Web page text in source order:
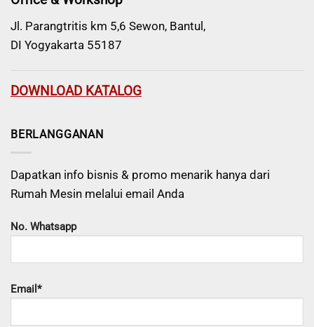
Jl. Parangtritis km 5,6 Sewon, Bantul,
DI Yogyakarta 55187
DOWNLOAD KATALOG
BERLANGGANAN
Dapatkan info bisnis & promo menarik hanya dari
Rumah Mesin melalui email Anda
No. Whatsapp
Email*